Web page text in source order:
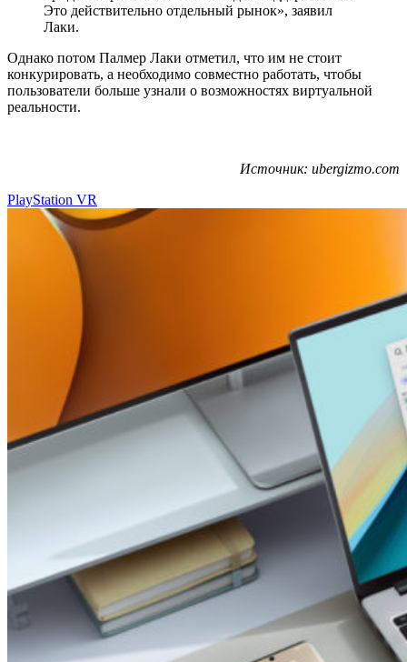
Это действительно отдельный рынок», заявил
Лаки.
Однако потом Палмер Лаки отметил, что им не стоит
конкурировать, а необходимо совместно работать, чтобы
пользователи больше узнали о возможностях виртуальной
реальности.
Источник: ubergizmo.com
PlayStation VR